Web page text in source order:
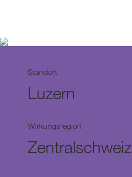
Standort
Luzern
Wirkungsregion
Zentralschweiz